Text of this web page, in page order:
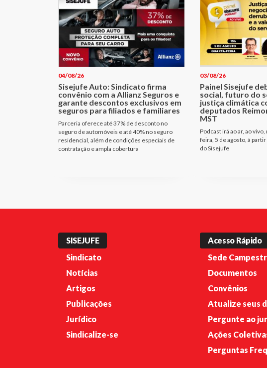
04/08/26
Sisejufe Auto: Sindicato firma
convênio com a Allianz Seguros e
garante descontos exclusivos em
seguros para filiados e familiares
Parceria oferece até 37% de desconto no
seguro de automóveis e até 40% no seguro
residencial, além de condições especiais de
contratação e ampla cobertura
03/08/26
Painel Sisejufe
social, futuro do
justiça climática
deputados
MST
Podcast irá ao ar, ao
feira, 5 de agosto, à
do Sisejufe
SISEJUFE
Sindicato
Notícias
Artigos
Publicações
Jurídico
Sindicalize-se
Acesso Rápido
Sede
Documentos
Convênios
Atualize seus
Pergunte ao
Ações
Perguntas